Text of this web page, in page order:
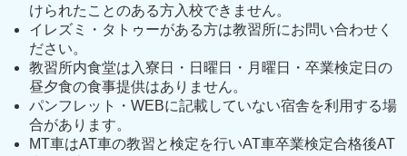
けられたことのある方入校できません。
イレズミ・タトゥーがある方は教習所にお問い合わせく
ださい。
教習所内食堂は入寮日・日曜日・月曜日・卒業検定日の
昼夕食の食事提供はありません。
パンフレット・WEBに記載していない宿舎を利用する場
合があります。
MT車はAT車の教習と検定を行いAT車卒業検定合格後AT